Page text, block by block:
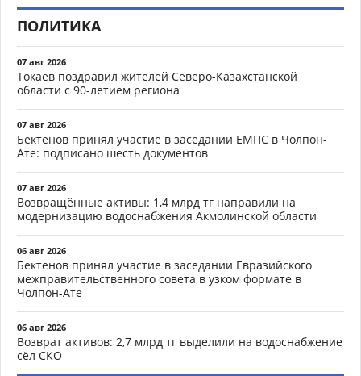
ПОЛИТИКА
07 авг 2026
Токаев поздравил жителей Северо-Казахстанской
области с 90-летием региона
07 авг 2026
Бектенов принял участие в заседании ЕМПС в Чолпон-
Ате: подписано шесть документов
07 авг 2026
Возвращённые активы: 1,4 млрд тг направили на
модернизацию водоснабжения Акмолинской области
06 авг 2026
Бектенов принял участие в заседании Евразийского
межправительственного совета в узком формате в
Чолпон-Ате
06 авг 2026
Возврат активов: 2,7 млрд тг выделили на водоснабжение
сёл СКО